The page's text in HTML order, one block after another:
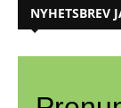
NYHETSBREV